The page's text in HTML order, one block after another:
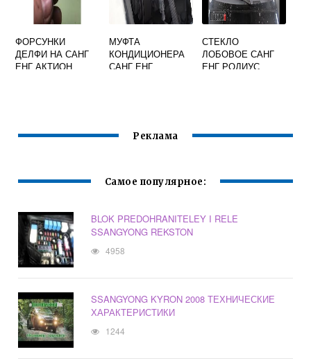
ФОРСУНКИ
ДЕЛФИ НА САНГ
ЕНГ АКТИОН
МУФТА
КОНДИЦИОНЕРА
САНГ ЕНГ
СТЕКЛО
ЛОБОВОЕ САНГ
ЕНГ РОДИУС
Реклама
Самое популярное:
BLOK PREDOHRANITELEY I RELE
SSANGYONG REKSTON
4958
SSANGYONG KYRON 2008 ТЕХНИЧЕСКИЕ
ХАРАКТЕРИСТИКИ
1244